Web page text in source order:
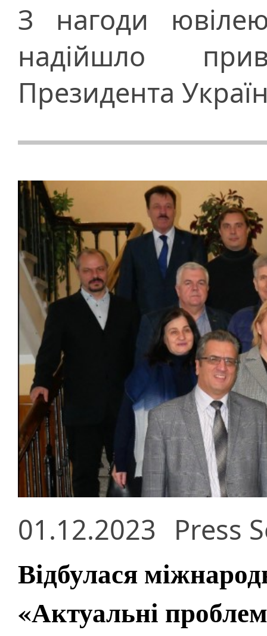
З нагоди
надійшло
Президента
01.12.2023 Press
Відбулася
«Актуальні